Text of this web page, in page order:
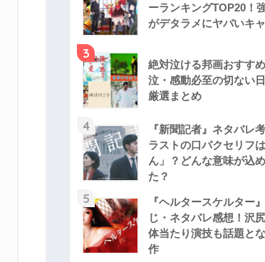
ーランキングTOP20！
がデタラメにヤバいキ
3
絶対泣ける邦画おすす
泣・感動必至の切ない
厳選まとめ
4
『新聞記者』ネタバレ
ラストの口パクセリフ
ん」？どんな意味が込
た？
5
『ヘルタースケルター
じ・ネタバレ感想！沢
体当たり演技も話題と
作